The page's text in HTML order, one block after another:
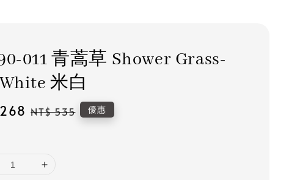
011 青蒿草 Shower Grass-
米白
Regular
NT$ 535 優惠